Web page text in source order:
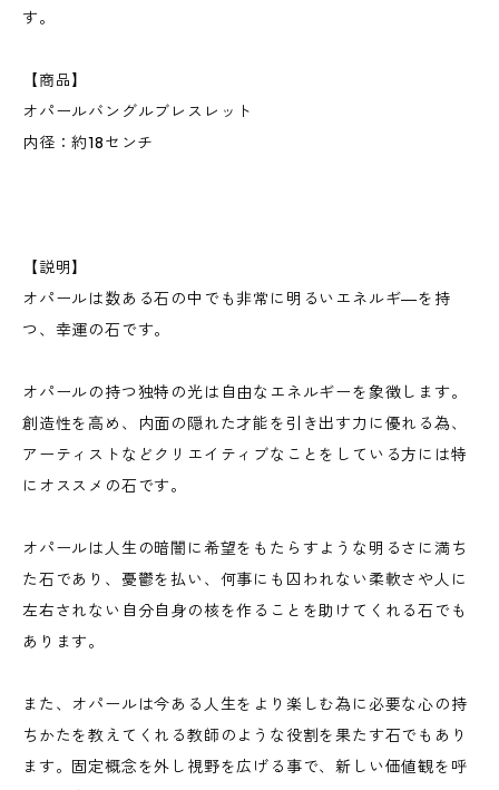
す。
【商品】
オパールバングルブレスレット
内径：約18センチ
【説明】
オパールは数ある石の中でも非常に明るいエネルギ―を持
つ、幸運の石です。
オパールの持つ独特の光は自由なエネルギーを象徴します。
創造性を高め、内面の隠れた才能を引き出す力に優れる為、
アーティストなどクリエイティブなことをしている方には特
にオススメの石です。
オパールは人生の暗闇に希望をもたらすような明るさに満ち
た石であり、憂鬱を払い、何事にも囚われない柔軟さや人に
左右されない自分自身の核を作ることを助けてくれる石でも
あります。
また、オパールは今ある人生をより楽しむ為に必要な心の持
ちかたを教えてくれる教師のような役割を果たす石でもあり
ます。固定概念を外し視野を広げる事で、新しい価値観を呼